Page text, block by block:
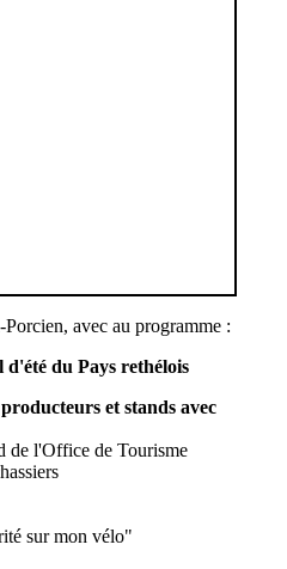
avec au programme :
du Pays rethélois
et stands avec
de l'Office de Tourisme
sur mon vélo"